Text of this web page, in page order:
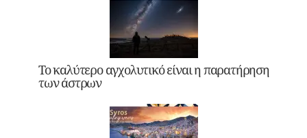
Το καλύτερο αγχολυτικό είναι η παρατήρηση
των άστρων